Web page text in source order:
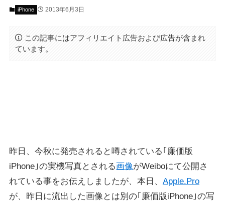
iPhone 2013年6月3日
この記事にはアフィリエイト広告および広告が含まれ
ています。
昨日、今秋に発売されると噂されている｢廉価版
iPhone｣の実機写真とされる画像がWeiboにて公開さ
れている事をお伝えしましたが、本日、 Apple.Pro
が、昨日に流出した画像とは別の｢廉価版iPhone｣の写